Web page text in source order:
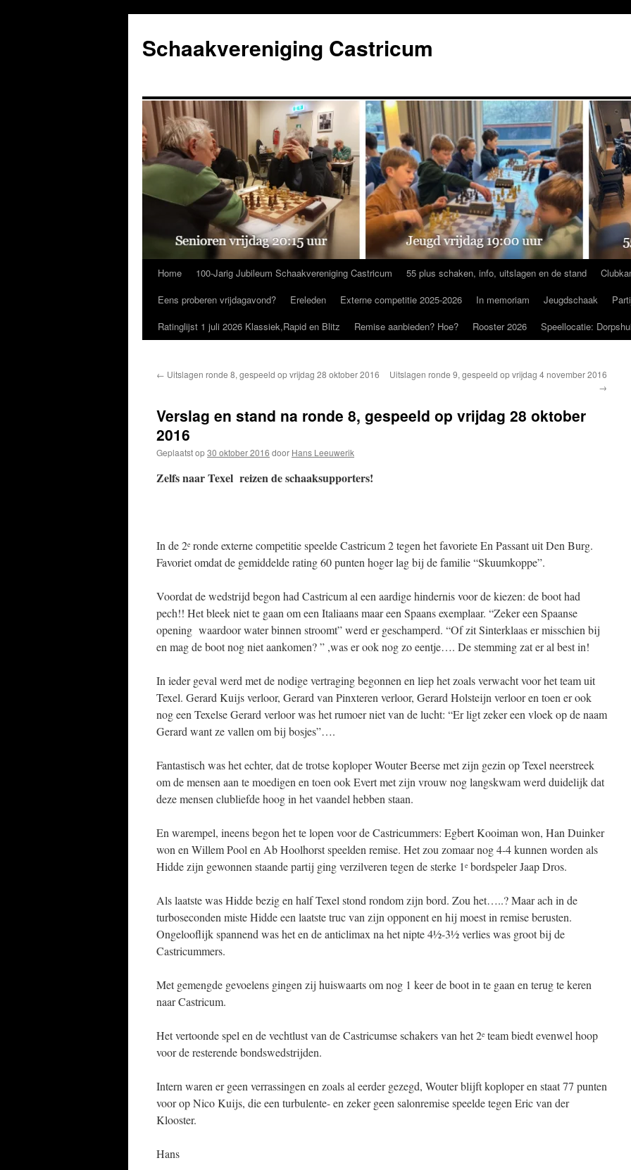
de
inhoud
Schaakvereniging Castricum
Home 100-Jarig Jubileum Schaakvereniging Castricum 55 plus schaken, info, uitslagen en de stand
Eens proberen vrijdagavond?
Ereleden Externe competitie 2025-2026 In memoriam Jeugdschaak
Ratinglijst 1 juli 2026 Klassiek,Rapid en Blitz
Remise aanbieden? Hoe? Rooster 2026 Speellocatie:
← Uitslagen ronde 8, gespeeld op vrijdag 28 oktober 2016
Uitslagen ronde 9, gespeeld op vrijdag 4 november 2016
→
Verslag en stand na ronde 8, gespeeld op vrijdag 28 oktober
2016
Geplaatst op30 oktober 2016 door Hans Leeuwerik
Zelfs naar Texel reizen de schaaksupporters!
In de 2e ronde externe competitie speelde Castricum 2 tegen het favoriete En Passant uit Den Burg.
Favoriet omdat de gemiddelde rating 60 punten hoger lag bij de familie “Skuumkoppe”.
Voordat de wedstrijd begon had Castricum al een aardige hindernis voor de kiezen: de boot had
pech!! Het bleek niet te gaan om een Italiaans maar een Spaans exemplaar. “Zeker een Spaanse
opening waardoor water binnen stroomt” werd er geschamperd. “Of zit Sinterklaas er misschien bij
en mag de boot nog niet aankomen? ” ,was er ook nog zo eentje…. De stemming zat er al best in!
In ieder geval werd met de nodige vertraging begonnen en liep het zoals verwacht voor het team uit
Texel. Gerard Kuijs verloor, Gerard van Pinxteren verloor, Gerard Holsteijn verloor en toen er ook
nog een Texelse Gerard verloor was het rumoer niet van de lucht: “Er ligt zeker een vloek op de naam
Gerard want ze vallen om bij bosjes”….
Fantastisch was het echter, dat de trotse koploper Wouter Beerse met zijn gezin op Texel neerstreek
om de mensen aan te moedigen en toen ook Evert met zijn vrouw nog langskwam werd duidelijk dat
deze mensen clubliefde hoog in het vaandel hebben staan.
En warempel, ineens begon het te lopen voor de Castricummers: Egbert Kooiman won, Han Duinker
won en Willem Pool en Ab Hoolhorst speelden remise. Het zou zomaar nog 4-4 kunnen worden als
Hidde zijn gewonnen staande partij ging verzilveren tegen de sterke 1 e bordspeler Jaap Dros.
Als laatste was Hidde bezig en half Texel stond rondom zijn bord. Zou het…..? Maar ach in de
turboseconden miste Hidde een laatste truc van zijn opponent en hij moest in remise berusten.
Ongelooflijk spannend was het en de anticlimax na het nipte 4½-3½ verlies was groot bij de
Castricummers.
Met gemengde gevoelens gingen zij huiswaarts om nog 1 keer de boot in te gaan en terug te keren
naar Castricum.
Het vertoonde spel en de vechtlust van de Castricumse schakers van het 2e team biedt evenwel hoop
voor de resterende bondswedstrijden.
Intern waren er geen verrassingen en zoals al eerder gezegd, Wouter blijft koploper en staat 77 punten
voor op Nico Kuijs, die een turbulente- en zeker geen salonremise speelde tegen Eric van der
Klooster.
Hans